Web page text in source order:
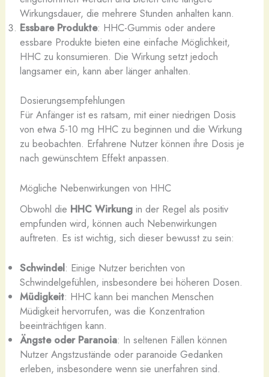
Wirkungsdauer, die mehrere Stunden anhalten kann.
Essbare Produkte: HHC-Gummis oder andere
essbare Produkte bieten eine einfache Möglichkeit,
HHC zu konsumieren. Die Wirkung setzt jedoch
langsamer ein, kann aber länger anhalten.
Dosierungsempfehlungen
Für Anfänger ist es ratsam, mit einer niedrigen Dosis
von etwa 5-10 mg HHC zu beginnen und die Wirkung
zu beobachten. Erfahrene Nutzer können ihre Dosis je
nach gewünschtem Effekt anpassen.
Mögliche Nebenwirkungen von HHC
Obwohl die HHC Wirkungin der Regel als positiv
empfunden wird, können auch Nebenwirkungen
auftreten. Es ist wichtig, sich dieser bewusst zu sein:
Schwindel: Einige Nutzer berichten von
Schwindelgefühlen, insbesondere bei höheren Dosen.
Müdigkeit: HHC kann bei manchen Menschen
Müdigkeit hervorrufen, was die Konzentration
beeinträchtigen kann.
Ängste oder Paranoia: In seltenen Fällen können
Nutzer Angstzustände oder paranoide Gedanken
erleben, insbesondere wenn sie unerfahren sind.